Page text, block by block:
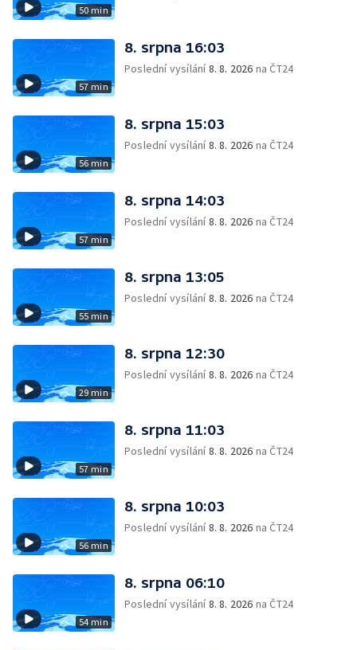
50 min
57 min
8. srpna 16:03
Poslední vysílání8. 8. 2026 na ČT24
56 min
8. srpna 15:03
Poslední vysílání8. 8. 2026 na ČT24
57 min
8. srpna 14:03
Poslední vysílání8. 8. 2026 na ČT24
55 min
8. srpna 13:05
Poslední vysílání8. 8. 2026 na ČT24
29 min
8. srpna 12:30
Poslední vysílání8. 8. 2026 na ČT24
57 min
8. srpna 11:03
Poslední vysílání8. 8. 2026 na ČT24
56 min
8. srpna 10:03
Poslední vysílání8. 8. 2026 na ČT24
54 min
8. srpna 06:10
Poslední vysílání8. 8. 2026 na ČT24